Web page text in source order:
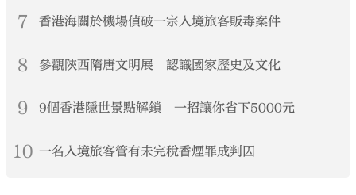
7 香港海關於機場偵破一宗入境旅客販毒案件
8 參觀陝西隋唐文明展 認識國家歷史及文化
9 9個香港隱世景點解鎖 一招讓你省下5000元
10 一名入境旅客管有未完稅香煙罪成判囚